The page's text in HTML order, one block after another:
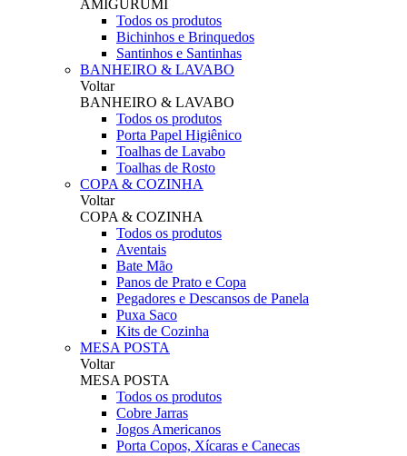
AMIGURUMI
Todos os produtos
Bichinhos e Brinquedos
Santinhos e Santinhas
BANHEIRO & LAVABO
Voltar
BANHEIRO & LAVABO
Todos os produtos
Porta Papel Higiênico
Toalhas de Lavabo
Toalhas de Rosto
COPA & COZINHA
Voltar
COPA & COZINHA
Todos os produtos
Aventais
Bate Mão
Panos de Prato e Copa
Pegadores e Descansos de Panela
Puxa Saco
Kits de Cozinha
MESA POSTA
Voltar
MESA POSTA
Todos os produtos
Cobre Jarras
Jogos Americanos
Porta Copos, Xícaras e Canecas